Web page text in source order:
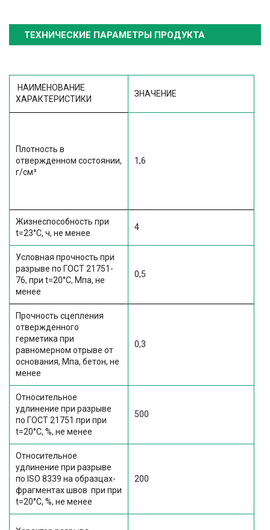
ТЕХНИЧЕСКИЕ ПАРАМЕТРЫ ПРОДУКТА
НАИМЕНОВАНИЕ
ХАРАКТЕРИСТИКИ
ЗНАЧЕНИЕ
Плотность в
отвержденном состоянии,
г/см³
1,6
Жизнеспособность при
t=23°C, ч, не менее
4
Условная прочность при
разрыве по ГОСТ 21751-
76, при t=20°C, Мпа, не
менее
0,5
Прочность сцепления
отвержденного
герметика при
равномерном отрыве от
основания, Мпа, бетон, не
менее
0,3
Относительное
удлинение при разрыве
по ГОСТ 21751 при при
t=20°C, %, не менее
500
Относительное
удлинение при разрыве
по ISO 8339 на образцах-
фрагментах швов при при
t=20°C, %, не менее
200